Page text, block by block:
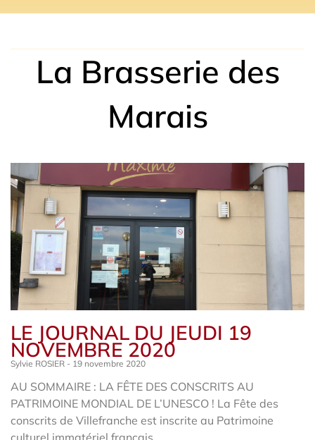
La Brasserie des
Marais
LE JOURNAL DU JEUDI 19
NOVEMBRE 2020
Sylvie ROSIER 19 novembre 2020
AU SOMMAIRE : LA FÊTE DES CONSCRITS AU
PATRIMOINE MONDIAL DE L’UNESCO ! La Fête des
conscrits de Villefranche est inscrite au Patrimoine
culturel immatériel français